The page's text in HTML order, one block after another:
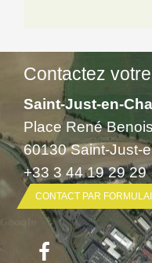
Contactez
Saint-Just-en-
Place René
60130 Saint-Just-
+33 3 44 19 29 29
CONTACT PAR